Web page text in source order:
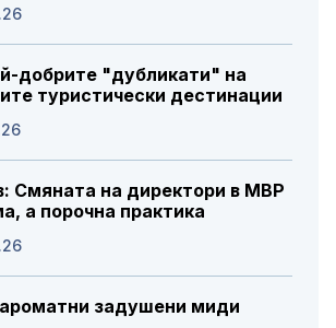
добрите "дубликати" на
туристически дестинации
Смяната на директори в МВР
а порочна практика
задушени миди